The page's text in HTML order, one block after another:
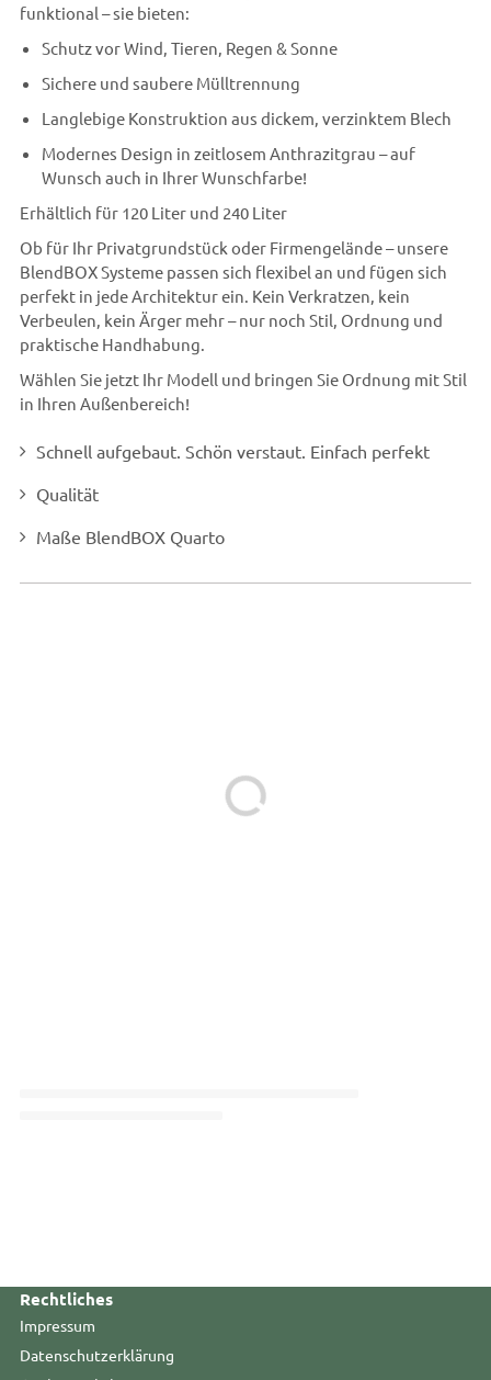
funktional – sie bieten:
Schutz vor Wind, Tieren, Regen & Sonne
Sichere und saubere Mülltrennung
Langlebige Konstruktion aus dickem, verzinktem Blech
Modernes Design in zeitlosem Anthrazitgrau – auf
Wunsch auch in Ihrer Wunschfarbe!
Erhältlich für 120 Liter und 240 Liter
Ob für Ihr Privatgrundstück oder Firmengelände – unsere
BlendBOX Systeme passen sich flexibel an und fügen sich
perfekt in jede Architektur ein. Kein Verkratzen, kein
Verbeulen, kein Ärger mehr – nur noch Stil, Ordnung und
praktische Handhabung.
Wählen Sie jetzt Ihr Modell und bringen Sie Ordnung mit Stil
in Ihren Außenbereich!
Schnell aufgebaut. Schön verstaut. Einfach perfekt
Qualität
Maße BlendBOX Quarto
Rechtliches
Impressum
Datenschutzerklärung